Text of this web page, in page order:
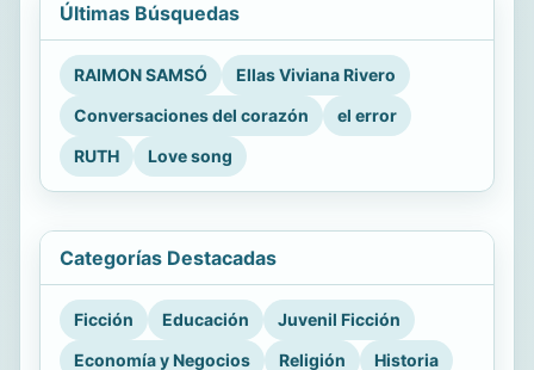
Últimas Búsquedas
RAIMON SAMSÓ
Ellas Viviana Rivero
Conversaciones del corazón
el error
RUTH
Love song
Categorías Destacadas
Ficción Educación
Juvenil Ficción
Economía y Negocios
Religión Historia